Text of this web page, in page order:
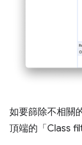
如要篩除不相關
頂端的「Class